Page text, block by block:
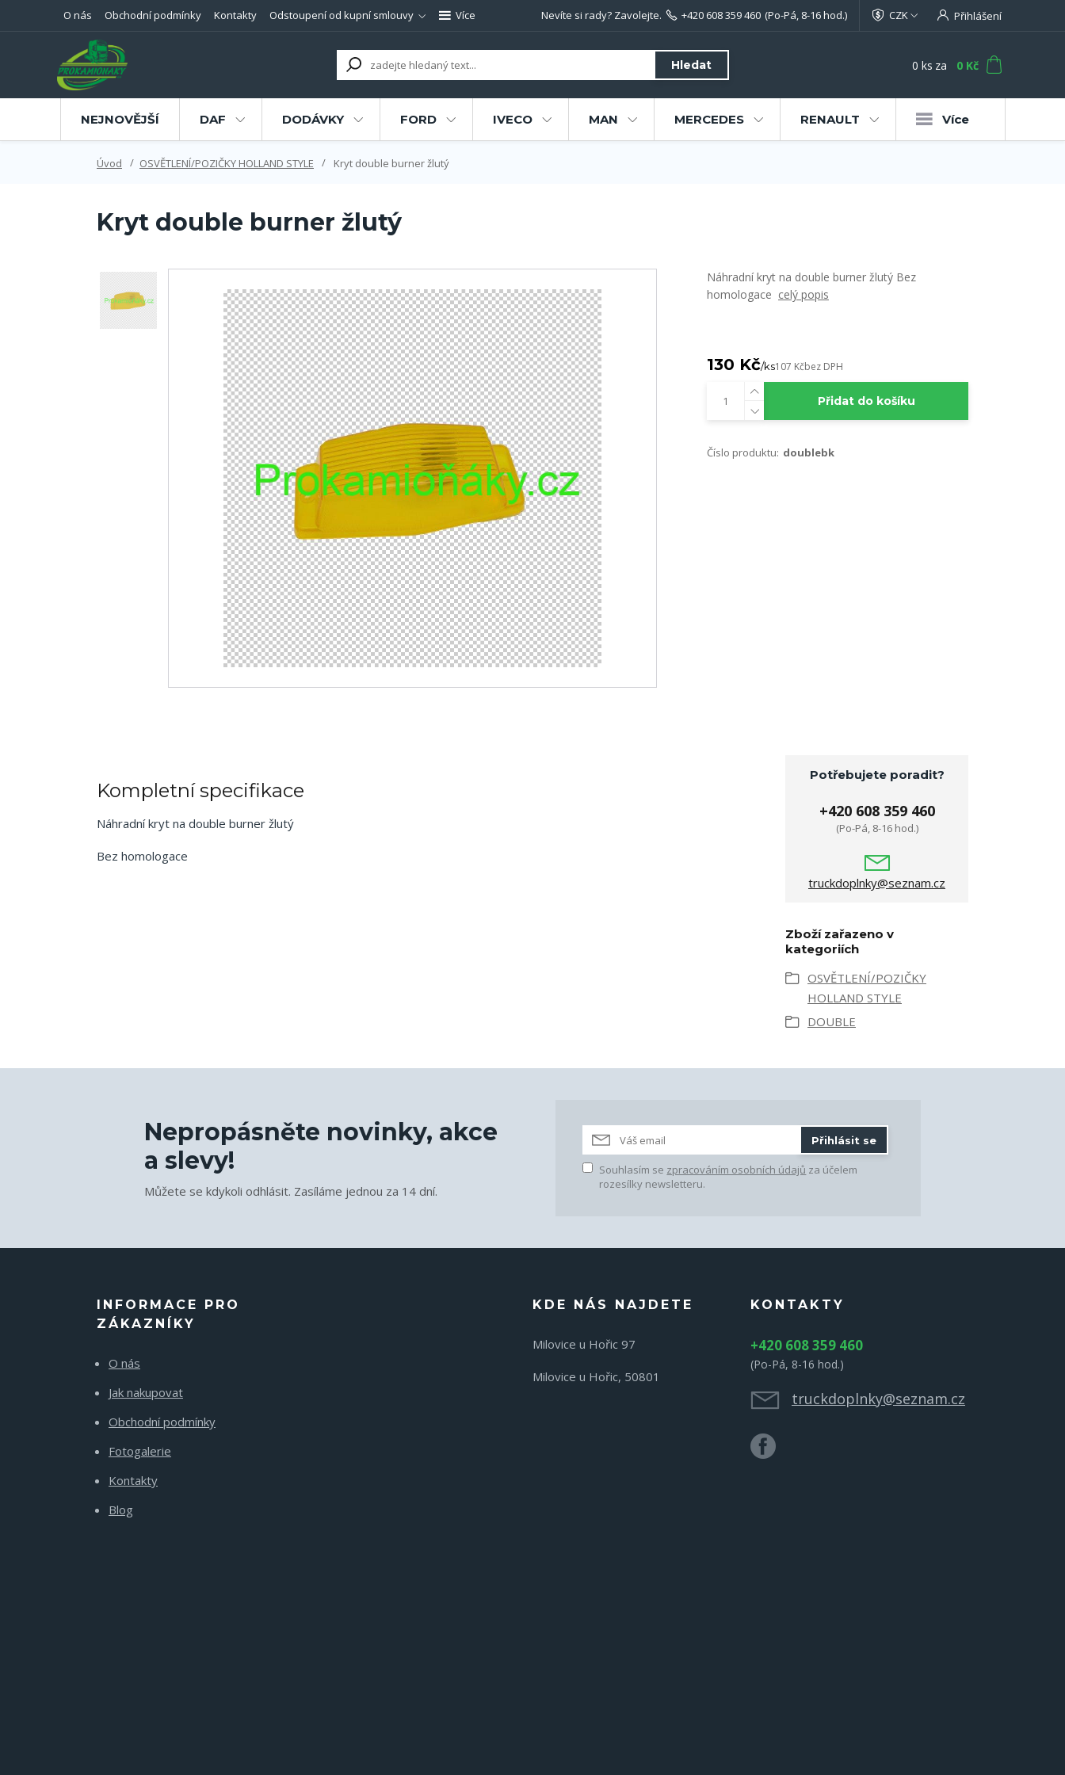
O nás Obchodní podmínky Kontakty Odstoupení od kupní smlouvy Více CZK Přihlášení
Hledat
Nevíte si rady? Zavolejte. +420 608 359 460 (Po-Pá, 8-16 hod.)
0 ks za 0 Kč
NEJNOVĚJŠÍ DAF DODÁVKY FORD IVECO MAN MERCEDES RENAULT Více
Úvod OSVĚTLENÍ/POZIČKY HOLLAND STYLE Kryt double burner žlutý
Kryt double burner žlutý
Náhradní kryt na double burner žlutý Bez
homologace celý popis
130 Kč/ks107 Kčbez DPH
Přidat do košíku
Číslo produktu: doublebk
Kompletní specifikace
Náhradní kryt na double burner žlutý
Bez homologace
Potřebujete poradit?
+420 608 359 460
(Po-Pá, 8-16 hod.)
truckdoplnky@seznam.cz
Zboží zařazeno v
kategoriích
OSVĚTLENÍ/POZIČKY
HOLLAND STYLE
DOUBLE
Nepropásněte novinky, akce
a slevy!
Můžete se kdykoli odhlásit. Zasíláme jednou za 14 dní.
Přihlásit se
Souhlasím se zpracováním osobních údajů za účelem
rozesílky newsletteru.
INFORMACE PRO
ZÁKAZNÍKY
O nás
Jak nakupovat
Obchodní podmínky
Fotogalerie
Kontakty
Blog
KDE NÁS NAJDETE
Milovice u Hořic 97
Milovice u Hořic, 50801
KONTAKTY
+420 608 359 460
(Po-Pá, 8-16 hod.)
truckdoplnky@seznam.cz